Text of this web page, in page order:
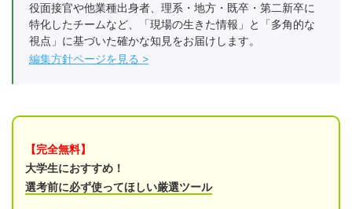
役面接官や他業種出身者、理系・地方・既卒・第二新卒に
特化したチームなど、「現場の生きた情報」と「多角的な
視点」に基づいた確かな知見をお届けします。
編集方針ページを見る
【完全無料】
大学生におすすめ！
選考前に必ず使ってほしい厳選ツール